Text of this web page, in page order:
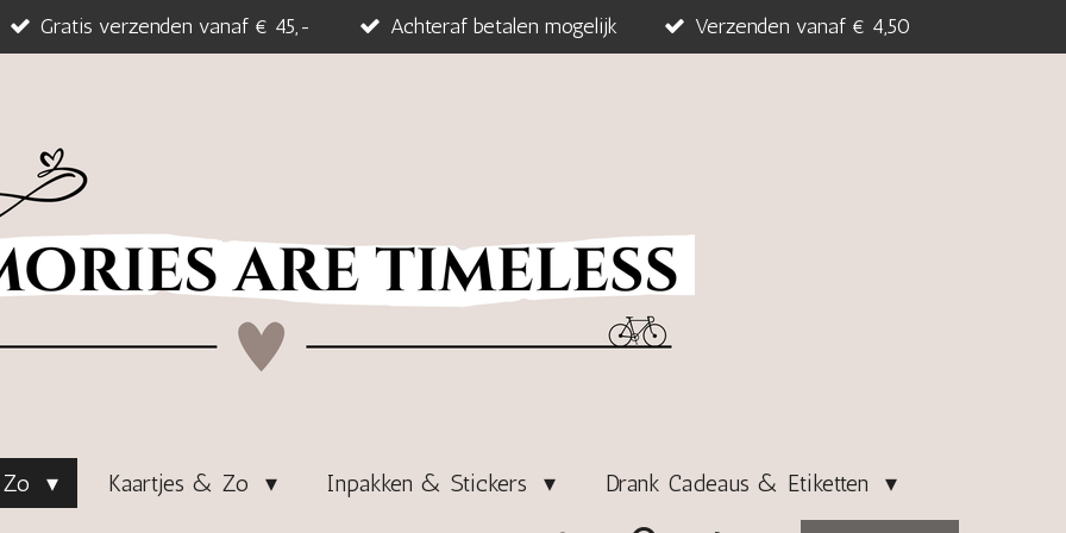
Gratis verzenden vanaf € 45,- Achteraf betalen mogelijk Verzenden vanaf € 4,50
Kaartjes & Zo Inpakken & Stickers Drank Cadeaus & Etiketten